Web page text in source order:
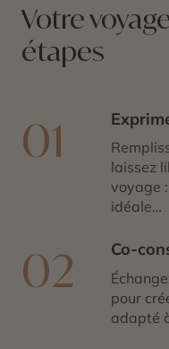
Votre
étapes
01
laissez
voyage
idéale…
02 Co-
pour
adapté